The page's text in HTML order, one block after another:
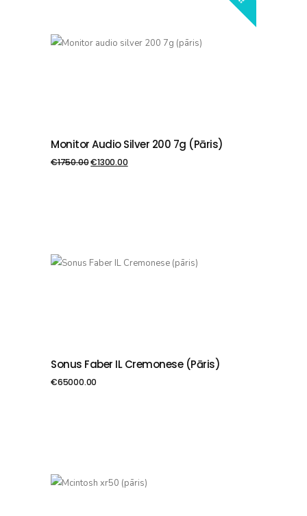
PIEVIENOT GROZAM
Monitor Audio Silver 200 7g (pāris)
€1750.00€1300.00
PIEVIENOT GROZAM
Sonus Faber IL Cremonese (pāris)
€65000.00